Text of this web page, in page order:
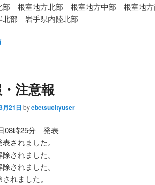
根室地方北部 根室地方中部 根室地
部 岩手県内陸北部
注意報
月21日 byebetsucityuser
08時25分 発表
されました。
されました。
されました。
れました。